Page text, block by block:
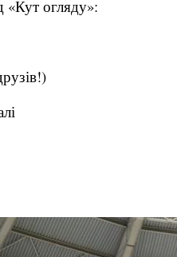
«Кут огляду»:
і